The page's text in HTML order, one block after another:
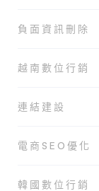
負面資訊刪除
越南數位行銷
連結建設
電商SEO優化
韓國數位行銷